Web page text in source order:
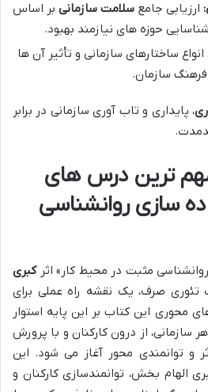
ارزیابی جامع سلامت سازمانی بر اساس
حوزه های نیازمند بهبود.
ساختارهای سازمانی و تأثیر آن ها
فرهنگ سازمان.
، پایداری و تاب آوری سازمانی در برابر
ترین درس های
سازی روانشناسی
مثبت در محیط کار» اثرکبری
تئوری صرف، یک نقشه راه عملی برای
محوری این کتاب بر این پایه استوار
سازمانی، از درون کارکنان و با پرورش
و توانمندی محور آغاز می شود. این
الهام بخش، توانمندسازی کارکنان و